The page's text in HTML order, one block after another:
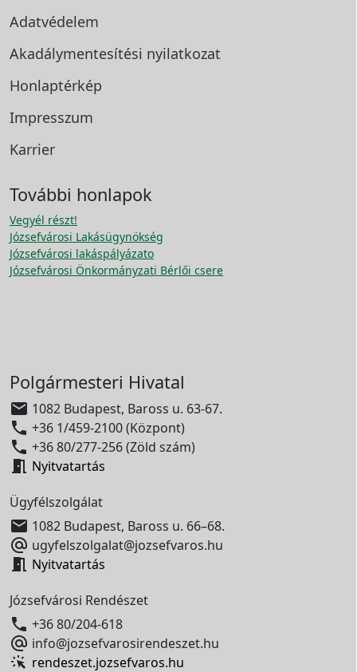
Adatvédelem
Akadálymentesítési nyilatkozat
Honlaptérkép
Impresszum
Karrier
További honlapok
Vegyél részt!
Józsefvárosi Lakásügynökség
Józsefvárosi lakáspályázato
Józsefvárosi Önkormányzati Bérlői csere
Polgármesteri Hivatal
 1082 Budapest, Baross u. 63-67.
 +36 1/459-2100 (Központ)
 +36 80/277-256 (Zöld szám)
 Nyitvatartás
Ügyfélszolgálat
 1082 Budapest, Baross u. 66–68.
 ugyfelszolgalat@jozsefvaros.hu
 Nyitvatartás
Józsefvárosi Rendészet
 +36 80/204-618
 info@jozsefvarosirendeszet.hu
rendeszet.jozsefvaros.hu